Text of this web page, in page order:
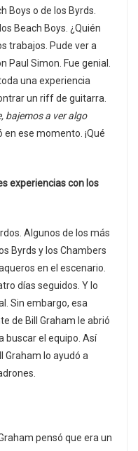
Boys o de los Byrds.
Beach Boys. ¿Quién
trabajos. Pude ver a
Paul Simon. Fue genial.
una experiencia
un riff de guitarra.
bajemos a ver algo
ese momento. ¡Qué
experiencias con los
Algunos de los más
Byrds y los Chambers
en el escenario.
días seguidos. Y lo
Sin embargo, esa
de Bill Graham le abrió
buscar el equipo. Así
Graham lo ayudó a
pensó que era un